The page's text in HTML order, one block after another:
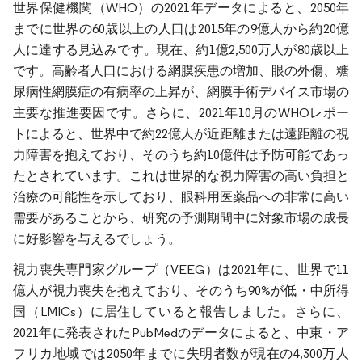
世界保健機関（WHO）の2021年データによると、2050年
までに世界の60歳以上の人口は2015年の9億人から約20億
人に達する見込みです。現在、約1億2,500万人が80歳以上
です。高齢者人口における網膜疾患の増加、眼の外傷、糖
尿病性網膜症の有病率の上昇が、網膜手術デバイス市場の
主要な推進要因です。さらに、2021年10月のWHOレポー
トによると、世界中で約22億人が近距離または遠距離の視
力障害を抱えており、そのうち約10億件は予防可能であっ
たとされています。これは世界的な視力障害の高い負担と
治療の可能性を示しており、眼科用医薬品への非常に高い
需要があることから、研究の予測期間中に対象市場の成長
に好影響を与えるでしょう。
視力喪失専門家グループ（VEEG）は2021年に、世界で11
億人が視力喪失を抱えており、そのうち90%が低・中所得
国（LMICs）に居住していると報告しました。さらに、
2021年に発表されたPubMedのデータによると、中東・ア
フリカ地域では2050年までに失明者数が現在の4,300万人